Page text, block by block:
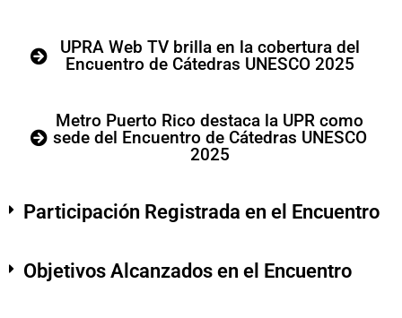
UPRA Web TV brilla en la cobertura del
Encuentro de Cátedras UNESCO 2025
Metro Puerto Rico destaca la UPR como
sede del Encuentro de Cátedras UNESCO
2025
Participación Registrada en el Encuentro
Objetivos Alcanzados en el Encuentro